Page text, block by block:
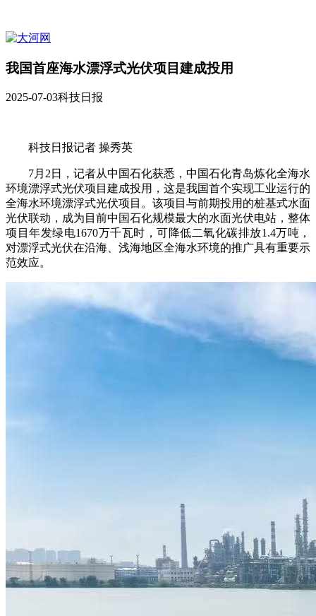
我国首座海水漂浮式光伏项目建成投用
2025-07-03科技日报
科技日报记者 操秀英
7月2日，记者从中国石化获悉，中国石化青岛炼化全海水
环境漂浮式光伏项目建成投用，这是我国首个实现工业运行的
全海水环境漂浮式光伏项目。该项目与前期投用的桩基式水面
光伏联动，成为目前中国石化规模最大的水面光伏电站，整体
项目年发绿电1670万千瓦时，可降低二氧化碳排放1.4万吨，
对漂浮式光伏在沿海、浅海地区全海水环境的推广具有重要示
范效应。